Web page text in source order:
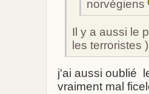
norvégiens
Il y a aussi le
les terroristes )
j'ai aussi oublié
vraiment mal